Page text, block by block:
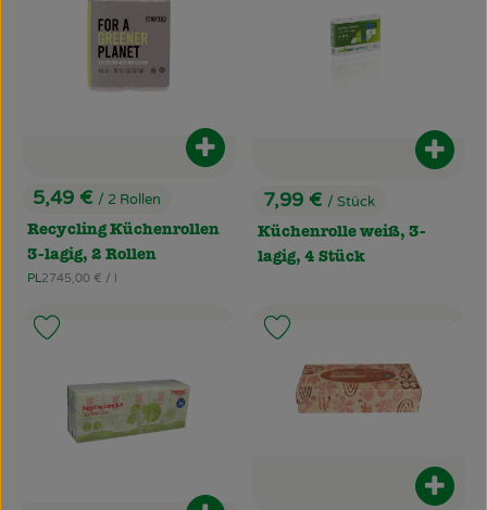
, Preis:
5,49 € / 2 Rollen
Recycling Küchenrollen
3-lagig, 2 Rollen
, Herkunft:
PL, Referenzpreis:
2745,00 € / l
Produkt zum Warenkorb
, Preis:
7,99 € / Stück
Küchenrolle weiß, 3-
lagig, 4 Stück
.
Produkt zu Favouriten hinzufügen
.